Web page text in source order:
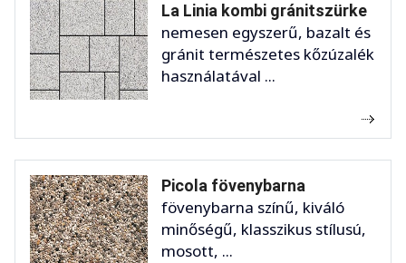
La Linia kombi gránitszürke
nemesen egyszerű, bazalt és
gránit természetes kőzúzalék
használatával ...
Picola fövenybarna
fövenybarna színű, kiváló
minőségű, klasszikus stílusú,
mosott, ...